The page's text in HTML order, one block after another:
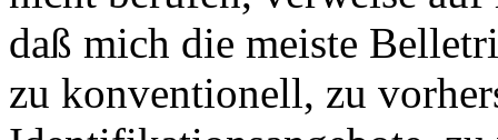
daß mich die meiste
zu konventionell, zu